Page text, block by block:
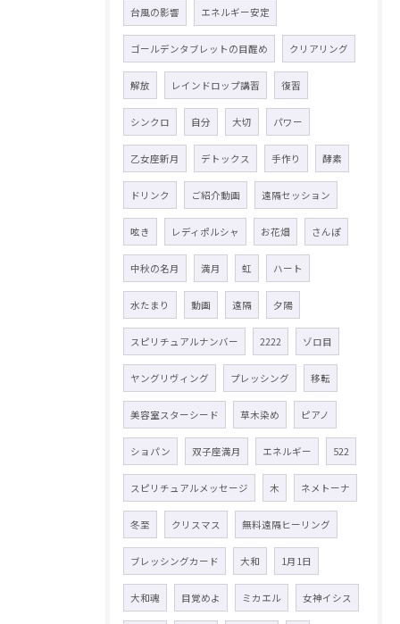
台風の影響 エネルギー安定
ゴールデンタブレットの目醒め クリアリング
解放 レインドロップ講習 復習
シンクロ 自分 大切 パワー
乙女座新月 デトックス 手作り 酵素
ドリンク ご紹介動画 遠隔セッション
呟き レディポルシャ お花畑 さんぽ
中秋の名月 満月 虹 ハート
水たまり 動画 遠隔 夕陽
スピリチュアルナンバー 2222 ゾロ目
ヤングリヴィング プレッシング 移転
美容室スターシード 草木染め ピアノ
ショパン 双子座満月 エネルギー 522
スピリチュアルメッセージ 木 ネメトーナ
冬至 クリスマス 無料遠隔ヒーリング
ブレッシングカード 大和 1月1日
大和魂 目覚めよ ミカエル 女神イシス